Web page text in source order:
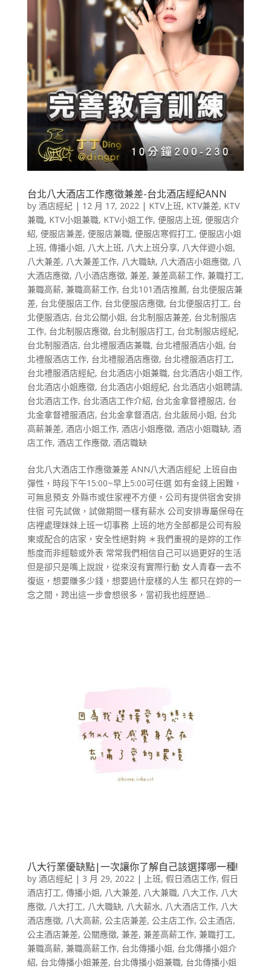
台北八大酒店工作應徵兼差-台北酒店經紀ANN
by 酒店經紀| 12 月 17, 2022| KTV上班, KTV兼差, KTV
兼職, KTV小姐兼職, KTV小姐工作, 便服店上班, 便服店介
紹, 便服店兼差, 便服店兼職, 便服店寒假打工, 便服店小姐
上班, 傳播小姐, 八大上班, 八大上班分享, 八大伴遊小姐,
八大兼差, 八大兼差工作, 八大職缺, 八大酒店小姐應徵, 八
大酒店應徵, 八小酒店應徵, 兼差, 兼差高薪工作, 兼職打工,
兼職高薪, 兼職高薪工作, 台北101酒店推薦, 台北便服店兼
差, 台北便服店工作, 台北便服店應徵, 台北便服店打工, 台
北便服酒店, 台北公關小姐, 台北制服店兼差, 台北制服店
工作, 台北制服店應徵, 台北制服店打工, 台北制服店經紀,
台北制服酒店, 台北禮服酒店兼職, 台北禮服酒店小姐, 台
北禮服酒店工作, 台北禮服酒店應徵, 台北禮服酒店打工,
台北禮服酒店經紀, 台北酒店小姐兼職, 台北酒店小姐工作,
台北酒店小姐應徵, 台北酒店小姐經紀, 台北酒店小姐聘請,
台北酒店工作, 台北酒店工作介紹, 台北金拿督禮服店, 台
北金拿督禮服酒店, 台北金拿督酒店, 台北飯局小姐, 台北
高薪兼差, 酒店小姐工作, 酒店小姐應徵, 酒店小姐職缺, 酒
店工作, 酒店工作應徵, 酒店職缺
台北八大酒店工作應徵兼差 ANN八大酒店經紀 上班自由
彈性，時段下午15:00~早上5:00可任選 如有金錢上困難，
可無息預支 外縣市或住家裡不方便，公司有提供宿舍安排
住宿 可先試做，試做期間一樣有薪水 公司安排專屬保母在
店裡處理妹妹上班一切事務 上班的地方全部都是公司有股
東或配合的店家，安全性絕對夠 ＊我們重視的是妳的工作
態度而非經驗或外表 常常我們相信自己可以過更好的生活
但是卻只是嘴上說說，從來沒有實際行動 女人青春一去不
復返，想要賺多少錢，想要過什麼樣的人生 都只在妳的一
念之間，跨出這一步會想很多，當初我也經歷過...
八大行業優缺點|一次讓你了解自己該選擇哪一種!
by 酒店經紀| 3 月 29, 2022| 上班, 假日酒店工作, 假日
酒店打工, 傳播小姐, 八大兼差, 八大兼職, 八大工作, 八大
應徵, 八大打工, 八大職缺, 八大薪水, 八大酒店工作, 八大
酒店應徵, 八大高薪, 公主店兼差, 公主店工作, 公主酒店,
公主酒店兼差, 公關應徵, 兼差, 兼差高薪工作, 兼職打工,
兼職高薪, 兼職高薪工作, 台北傳播小姐, 台北傳播小姐介
紹, 台北傳播小姐兼差, 台北傳播小姐兼職, 台北傳播小姐